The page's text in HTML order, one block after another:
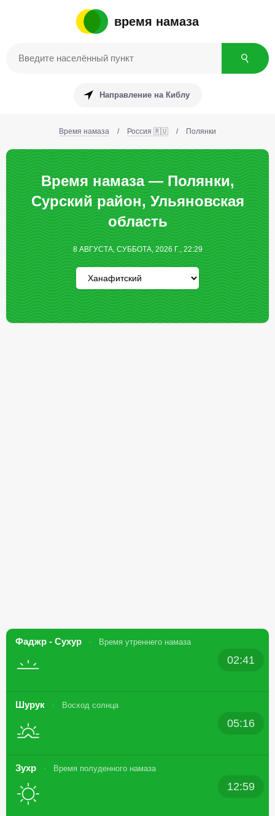
время намаза
Направление на Киблу
Время намаза / Россия 🇷🇺 / Полянки
Время намаза — Полянки,
Сурский район, Ульяновская
область
8 АВГУСТА, СУББОТА, 2026 Г., 22:29
Фаджр - Сухур Время утреннего намаза
02:41
Шурук Восход солнца
05:16
Зухр Время полуденного намаза
12:59